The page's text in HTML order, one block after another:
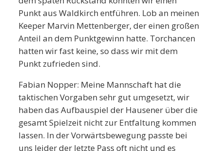
Punkt aus Waldkirch entführen. Lob an meinen
Keeper Marvin Mettenberger, der einen großen
Anteil an dem Punktgewinn hatte. Torchancen
hatten wir fast keine, so dass wir mit dem
Punkt zufrieden sind.
Fabian Nopper: Meine Mannschaft hat die
taktischen Vorgaben sehr gut umgesetzt, wir
haben das Aufbauspiel der Hausener über die
gesamt Spielzeit nicht zur Entfaltung kommen
lassen. In der Vorwärtsbewegung passte bei
uns leider der letzte Pass oft nicht und es